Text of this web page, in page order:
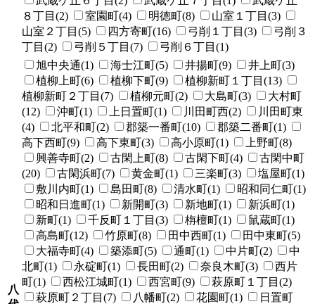
８丁目(2)
室園町(4) 明徳町(8)
山室１丁目(3)
山室２丁目(5)
四方寄町(16) 弓削１丁目(3)
弓削３
丁目(2)
弓削５丁目(7) 弓削６丁目(1)
八
旭中央通(1) 海士江町(5) 井揚町(9)
井上町(3)
植柳上町(6)
植柳下町(9)
植柳新町１丁目(13)
植柳新町２丁目(7)
植柳元町(2) 大島町(3)
大村町
(12)
沖町(1) 上日置町(1) 川田町西(2)
川田町東
(4)
北平和町(2) 郡築一番町(10)
郡築二番町(1)
高下西町(9)
高下東町(3) 高小原町(1)
上野町(8)
興善寺町(2)
古閑上町(8) 古閑下町(4)
古閑中町
(20)
古閑浜町(7) 黄金町(1) 三楽町(3)
塩屋町(1)
敷川内町(1)
島田町(8) 清水町(1)
昭和同仁町(1)
昭和日進町(1)
新開町(3) 新地町(1)
新浜町(1)
新町(1)
千反町１丁目(3) 栴檀町(1)
鼠蔵町(1)
高島町(12)
竹原町(8) 田中西町(1)
田中東町(5)
大福寺町(4)
築添町(5) 通町(1) 中片町(2)
中
北町(1)
永碇町(1) 長田町(2) 奈良木町(3)
西片
町(1)
西松江城町(1) 西宮町(9)
萩原町１丁目(2)
萩原町２丁目(7)
八幡町(2) 花園町(1)
日置町